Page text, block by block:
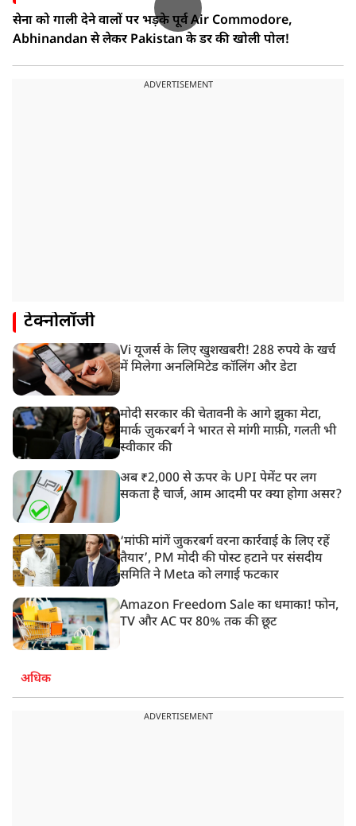
सेना को गाली देने वालों पर भड़के पूर्व Air Commodore,
Abhinandan से लेकर Pakistan के डर की खोली पोल!
ADVERTISEMENT
टेक्नोलॉजी
Vi यूजर्स के लिए खुशखबरी! 288 रुपये के खर्च
में मिलेगा अनलिमिटेड कॉलिंग और डेटा
मोदी सरकार की चेतावनी के आगे झुका मेटा,
मार्क ज़ुकरबर्ग ने भारत से मांगी माफ़ी, गलती भी
स्वीकार की
अब ₹2,000 से ऊपर के UPI पेमेंट पर लग
सकता है चार्ज, आम आदमी पर क्या होगा असर?
‘मांफी मांगें जुकरबर्ग वरना कार्रवाई के लिए रहें
तैयार’, PM मोदी की पोस्ट हटाने पर संसदीय
समिति ने Meta को लगाई फटकार
Amazon Freedom Sale का धमाका! फोन,
TV और AC पर 80% तक की छूट
अधिक
ADVERTISEMENT